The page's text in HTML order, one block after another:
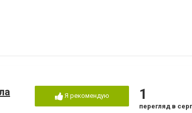
Я рекомендую 1
перегляд в